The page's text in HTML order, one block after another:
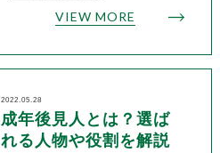
VIEW MORE
2022.05.28
成年後見人とは？選ば
れる人物や役割を解説